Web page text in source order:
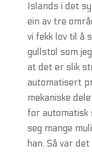
Islands i det
ein av tre
vi fekk lov til å
gullstol som
at det er slik
automatisert
mekaniske
for automatisk
seg mange
han. Så var